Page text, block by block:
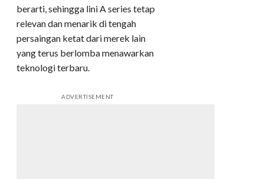
berarti, sehingga lini A series tetap
relevan dan menarik di tengah
persaingan ketat dari merek lain
yang terus berlomba menawarkan
teknologi terbaru.
ADVERTISEMENT